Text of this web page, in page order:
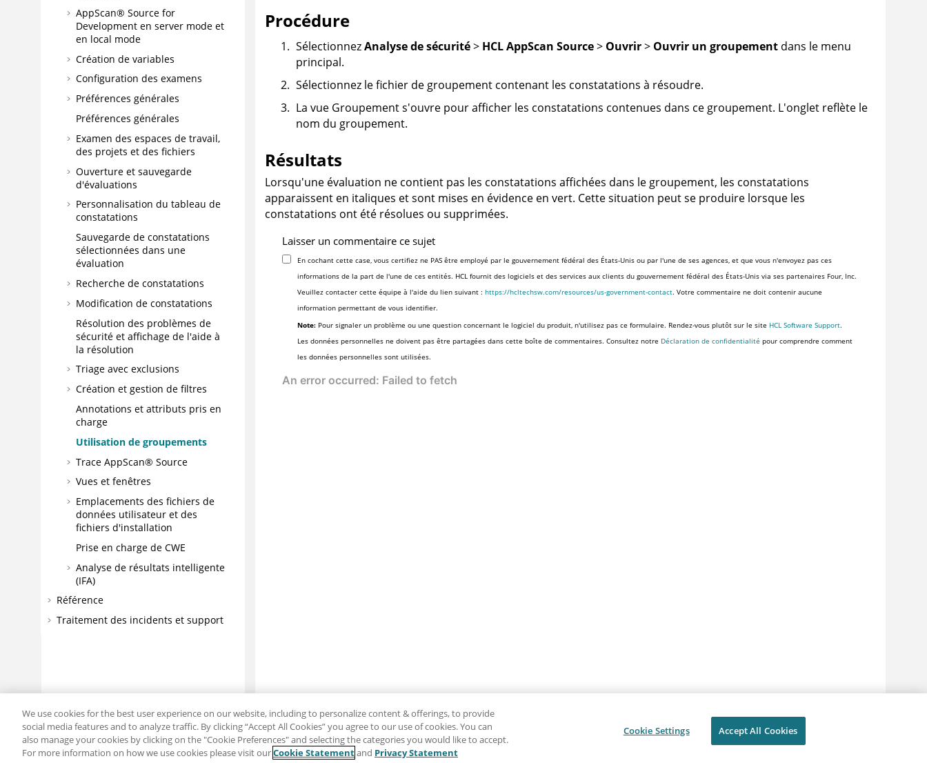
AppScan® Source for
Development en server mode et
en local mode
Création de variables
Configuration des examens
Préférences générales
Préférences générales
Examen des espaces de travail,
des projets et des fichiers
Ouverture et sauvegarde
d'évaluations
Personnalisation du tableau de
constatations
Sauvegarde de constatations
sélectionnées dans une
évaluation
Recherche de constatations
Modification de constatations
Résolution des problèmes de
sécurité et affichage de l'aide à
la résolution
Triage avec exclusions
Création et gestion de filtres
Annotations et attributs pris en
charge
Utilisation de groupements
Trace AppScan® Source
Vues et fenêtres
Emplacements des fichiers de
données utilisateur et des
fichiers d'installation
Prise en charge de CWE
Analyse de résultats intelligente
(IFA)
Référence
Traitement des incidents et support
Procédure
SélectionnezAnalyse de sécurité> HCL AppScan Source> Ouvrir> Ouvrir un groupementdans le menu
principal.
Sélectionnez le fichier de groupement contenant les constatations à résoudre.
La vue Groupement s'ouvre pour afficher les constatations contenues dans ce groupement. L'onglet reflète le
nom du groupement.
Résultats
Lorsqu'une évaluation ne contient pas les constatations affichées dans le groupement, les constatations
apparaissent en italiques et sont mises en évidence en vert. Cette situation peut se produire lorsque les
constatations ont été résolues ou supprimées.
Laisser un commentaire ce sujet
En cochant cette case, vous certifiez ne PAS être employé par le gouvernement fédéral des États-Unis ou par l'une de ses agences, et que vous n'envoyez pas ces
informations de la part de l'une de ces entités. HCL fournit des logiciels et des services aux clients du gouvernement fédéral des États-Unis via ses partenaires Four, Inc.
Veuillez contacter cette équipe à l'aide du lien suivant :https://hcltechsw.com/resources/us-government-contact. Votre commentaire ne doit contenir aucune
information permettant de vous identifier.
Note: Pour signaler un problème ou une question concernant le logiciel du produit, n'utilisez pas ce formulaire. Rendez-vous plutôt sur le site HCL Software Support.
Les données personnelles ne doivent pas être partagées dans cette boîte de commentaires. Consultez notre Déclaration de confidentialité pour comprendre comment
les données personnelles sont utilisées.
Partager : Courriel Twitter Clause de non-responsabilité
We use cookies for the best user experience on our website, including to personalize content & offerings, to provide
social media features and to analyze traffic. By clicking “Accept All Cookies” you agree to our use of cookies. You can
also manage your cookies by clicking on the "Cookie Preferences" and selecting the categories you would like to accept.
For more information on how we use cookies please visit ourCookie Statementand Privacy Statement
Cookie Settings Accept All Cookies